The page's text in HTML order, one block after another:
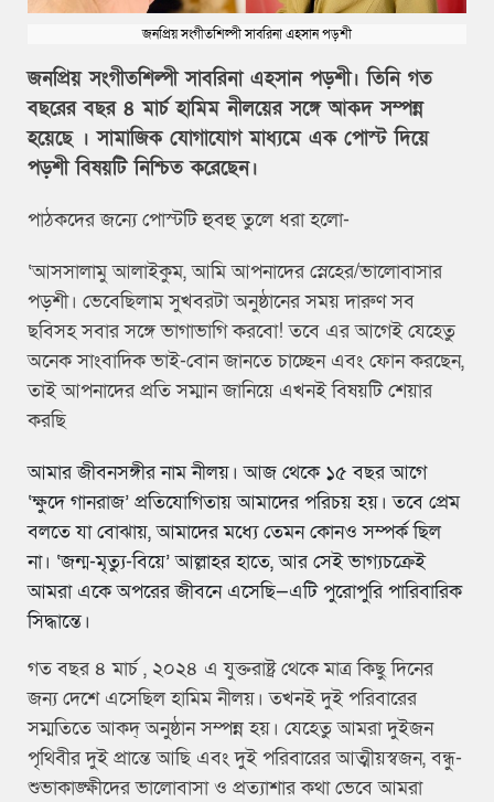
জনপ্রিয় সংগীতশিল্পী সাবরিনা এহসান পড়শী
জনপ্রিয় সংগীতশিল্পী সাবরিনা এহসান পড়শী। তিনি গত
বছরের বছর ৪ মার্চ হামিম নীলয়ের সঙ্গে আকদ সম্পন্ন
হয়েছে । সামাজিক যোগাযোগ মাধ্যমে এক পোস্ট দিয়ে
পড়শী বিষয়টি নিশ্চিত করেছেন।
পাঠকদের জন্যে পোস্টটি হুবহু তুলে ধরা হলো-
‘আসসালামু আলাইকুম, আমি আপনাদের স্নেহের/ভালোবাসার
পড়শী। ভেবেছিলাম সুখবরটা অনুষ্ঠানের সময় দারুণ সব
ছবিসহ সবার সঙ্গে ভাগাভাগি করবো! তবে এর আগেই যেহেতু
অনেক সাংবাদিক ভাই-বোন জানতে চাচ্ছেন এবং ফোন করছেন,
তাই আপনাদের প্রতি সম্মান জানিয়ে এখনই বিষয়টি শেয়ার
করছি
আমার জীবনসঙ্গীর নাম নীলয়। আজ থেকে ১৫ বছর আগে
‘ক্ষুদে গানরাজ’ প্রতিযোগিতায় আমাদের পরিচয় হয়। তবে প্রেম
বলতে যা বোঝায়, আমাদের মধ্যে তেমন কোনও সম্পর্ক ছিল
না। ‘জন্ম-মৃত্যু-বিয়ে’ আল্লাহর হাতে, আর সেই ভাগ্যচক্রেই
আমরা একে অপরের জীবনে এসেছি—এটি পুরোপুরি পারিবারিক
সিদ্ধান্তে।
গত বছর ৪ মার্চ , ২০২৪ এ যুক্তরাষ্ট্র থেকে মাত্র কিছু দিনের
জন্য দেশে এসেছিল হামিম নীলয়। তখনই দুই পরিবারের
সম্মতিতে আকদ্ অনুষ্ঠান সম্পন্ন হয়। যেহেতু আমরা দুইজন
পৃথিবীর দুই প্রান্তে আছি এবং দুই পরিবারের আত্মীয়স্বজন, বন্ধু-
শুভাকাঙ্ক্ষীদের ভালোবাসা ও প্রত্যাশার কথা ভেবে আমরা